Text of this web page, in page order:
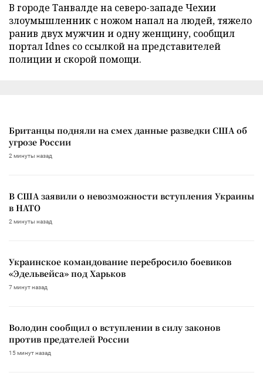
В городе Танвалде на северо-западе Чехии
злоумышленник с ножом напал на людей, тяжело
ранив двух мужчин и одну женщину, сообщил
портал Idnes со ссылкой на представителей
полиции и скорой помощи.
Британцы подняли на смех данные разведки США об
угрозе России
2 минуты назад
В США заявили о невозможности вступления Украины
в НАТО
2 минуты назад
Украинское командование перебросило боевиков
«Эдельвейса» под Харьков
7 минут назад
Володин сообщил о вступлении в силу законов
против предателей России
15 минут назад